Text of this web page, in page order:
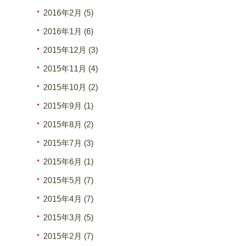
2016年2月 (5)
2016年1月 (6)
2015年12月 (3)
2015年11月 (4)
2015年10月 (2)
2015年9月 (1)
2015年8月 (2)
2015年7月 (3)
2015年6月 (1)
2015年5月 (7)
2015年4月 (7)
2015年3月 (5)
2015年2月 (7)